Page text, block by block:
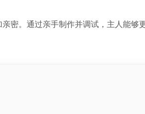
密。通过亲手制作并调试，主人能够